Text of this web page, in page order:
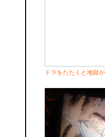
ドラをたたくと地獄